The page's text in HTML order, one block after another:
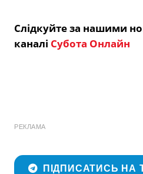
Слідкуйте за нашими
каналі Субота Онлайн
РЕКЛАМА
ПІДПИСАТИСЬ НА